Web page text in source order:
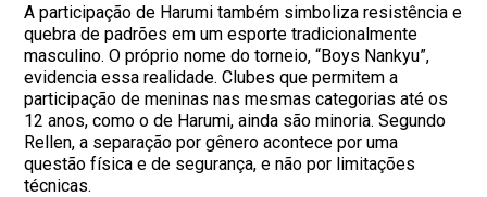
A participação de Harumi também simboliza resistência e
quebra de padrões em um esporte tradicionalmente
masculino. O próprio nome do torneio, “Boys Nankyu”,
evidencia essa realidade. Clubes que permitem a
participação de meninas nas mesmas categorias até os
12 anos, como o de Harumi, ainda são minoria. Segundo
Rellen, a separação por gênero acontece por uma
questão física e de segurança, e não por limitações
técnicas.